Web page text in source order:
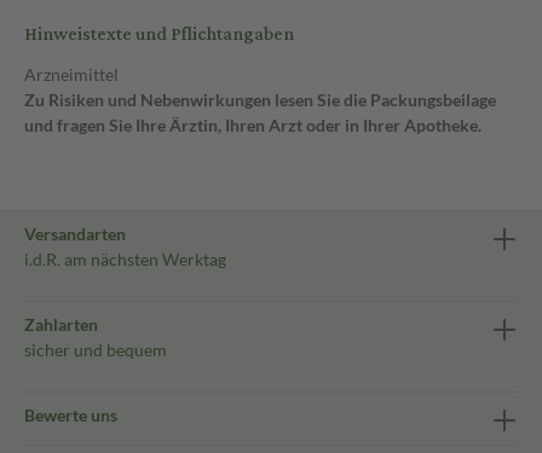
Hinweistexte und Pflichtangaben
Arzneimittel
Zu Risiken und Nebenwirkungen lesen Sie die Packungsbeilage
und fragen Sie Ihre Ärztin, Ihren Arzt oder in Ihrer Apotheke.
Versandarten
i.d.R. am nächsten Werktag
Zahlarten
sicher und bequem
Bewerte uns